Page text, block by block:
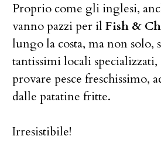
Proprio come gli inglesi,
vanno pazzi per il Fish &
lungo la costa, ma non solo,
tantissimi locali
provare pesce freschissimo,
dalle patatine fritte.
Irresistibile!